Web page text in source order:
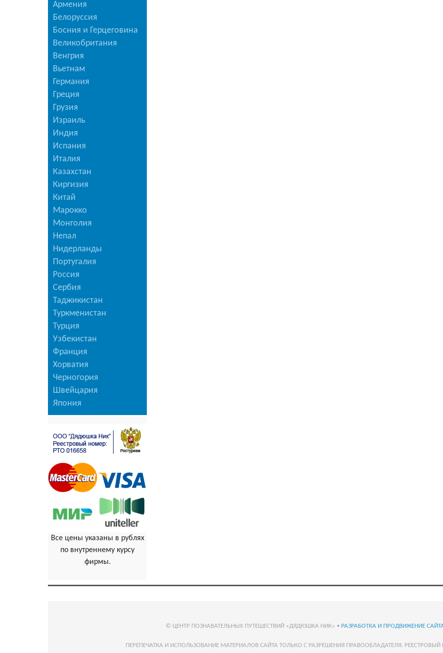
Армения
Белоруссия
Босния и Герцеговина
Великобритания
Венгрия
Вьетнам
Германия
Греция
Грузия
Израиль
Индия
Испания
Италия
Казахстан
Киргизия
Китай
Марокко
Монголия
Непал
Нидерланды
Португалия
Россия
Сербия
Таджикистан
Туркменистан
Турция
Узбекистан
Франция
Хорватия
Черногория
Швейцария
Япония
Все цены указаны в рублях
по внутреннему курсу
фирмы.
© ЦЕНТР ПОЗНАВАТЕЛЬНЫХ ПУТЕШЕСТВИЙ «ДЯДЮШКА НИК» • РАЗРАБОТКА И ПРОДВИЖЕНИЕ
ПЕРЕПЕЧАТКА И ИСПОЛЬЗОВАНИЕ МАТЕРИАЛОВ САЙТА ТОЛЬКО С РАЗРЕШЕНИЯ ПРАВООБЛАДАТЕЛЯ. РЕЕСТРОВЫЙ